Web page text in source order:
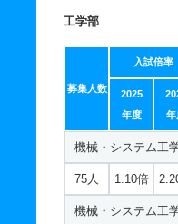
4人
学校教育課程／中
2人 1倍 1
学校教育課程／
2人 2倍
学校教育課程／中
4人 2倍
看護学科 一般 後
1.90倍
看護学科 推薦 学
25人 2.70倍
工学部
募集人数
入試倍率
2025
年度
年
機械・システム工
75人 1.10倍
機械・システム工